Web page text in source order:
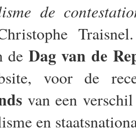
de
de Dag van de
voor de
van een
en